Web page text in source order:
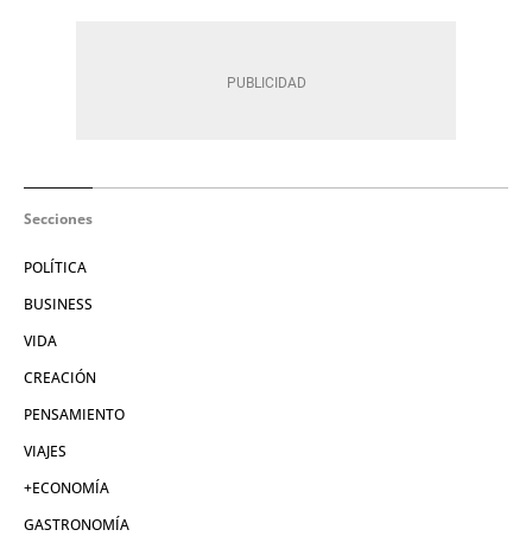
Secciones
POLÍTICA
BUSINESS
VIDA
CREACIÓN
PENSAMIENTO
VIAJES
+ECONOMÍA
GASTRONOMÍA